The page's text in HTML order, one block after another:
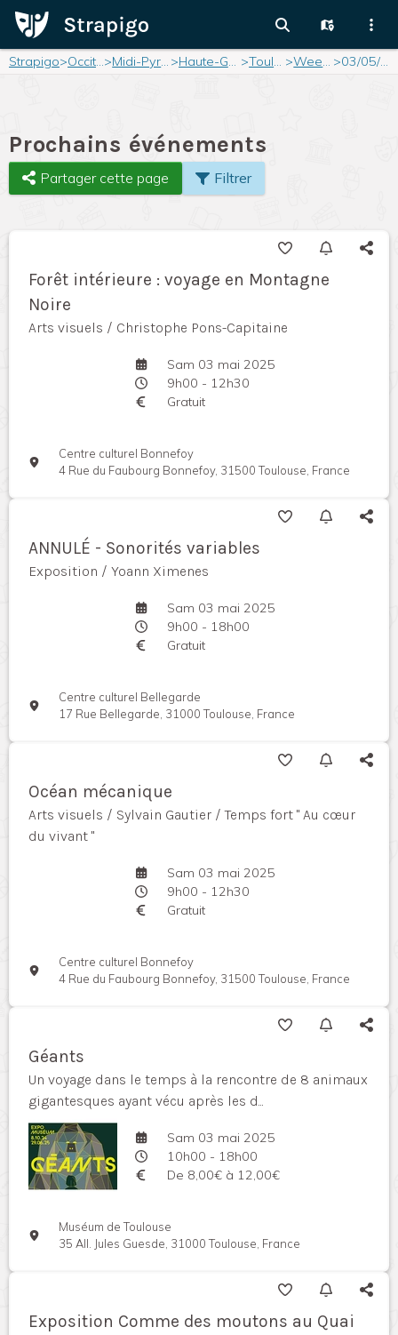
Strapigo> Occitanie> Midi-Pyrénées > Haute-Garonne > Toulouse > Weekend > 03/05/2025
Prochains événements
Partager cette page Filtrer
Forêt intérieure : voyage en Montagne
Noire
Arts visuels / Christophe Pons-Capitaine
Sam 03 mai 2025
9h00 - 12h30
Gratuit
Centre culturel Bonnefoy
4 Rue du Faubourg Bonnefoy, 31500 Toulouse, France
ANNULÉ - Sonorités variables
Exposition / Yoann Ximenes
Sam 03 mai 2025
9h00 - 18h00
Gratuit
Centre culturel Bellegarde
17 Rue Bellegarde, 31000 Toulouse, France
Océan mécanique
Arts visuels / Sylvain Gautier / Temps fort " Au cœur
du vivant "
Sam 03 mai 2025
9h00 - 12h30
Gratuit
Centre culturel Bonnefoy
4 Rue du Faubourg Bonnefoy, 31500 Toulouse, France
Géants
Un voyage dans le temps à la rencontre de 8 animaux
gigantesques ayant vécu après les d...
Sam 03 mai 2025
10h00 - 18h00
De 8,00€ à 12,00€
Muséum de Toulouse
35 All. Jules Guesde, 31000 Toulouse, France
Exposition Comme des moutons au Quai